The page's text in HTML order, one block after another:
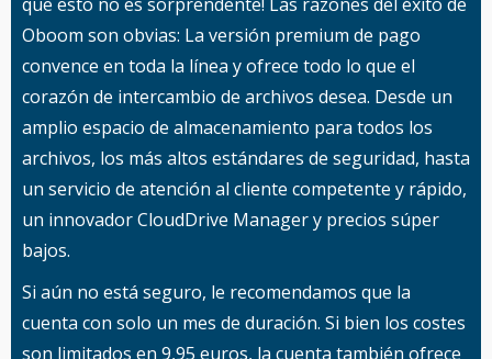
Oboom son obvias: La versión premium de pago
convence en toda la línea y ofrece todo lo que el
corazón de intercambio de archivos desea. Desde un
amplio espacio de almacenamiento para todos los
archivos, los más altos estándares de seguridad, hasta
un servicio de atención al cliente competente y rápido,
un innovador CloudDrive Manager y precios súper
bajos.
Si aún no está seguro, le recomendamos que la
cuenta con solo un mes de duración. Si bien los costes
son limitados en 9,95 euros, la cuenta también ofrece